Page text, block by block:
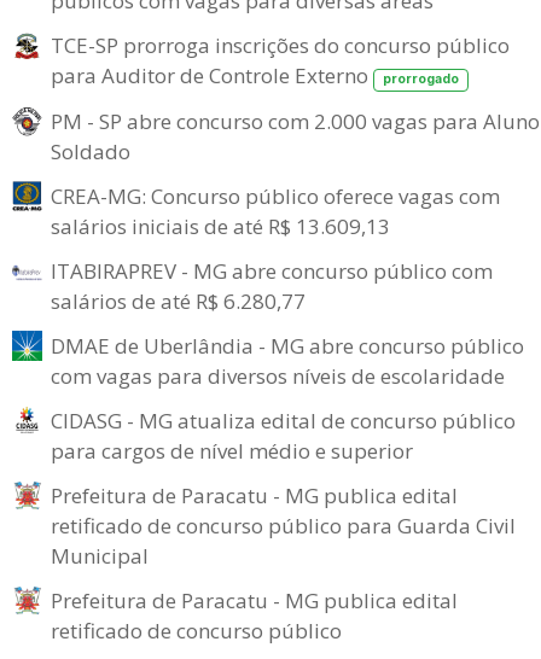
TCE-SP prorroga inscrições do concurso público
para Auditor de Controle Externo
prorrogado
PM - SP abre concurso com 2.000 vagas para
Soldado
CREA-MG: Concurso público oferece vagas com
salários iniciais de até R$ 13.609,13
ITABIRAPREV - MG abre concurso público com
salários de até R$ 6.280,77
DMAE de Uberlândia - MG abre concurso público
com vagas para diversos níveis de escolaridade
CIDASG - MG atualiza edital de concurso público
para cargos de nível médio e superior
Prefeitura de Paracatu - MG publica edital
retificado de concurso público para Guarda Civil
Municipal
Prefeitura de Paracatu - MG publica edital
retificado de concurso público